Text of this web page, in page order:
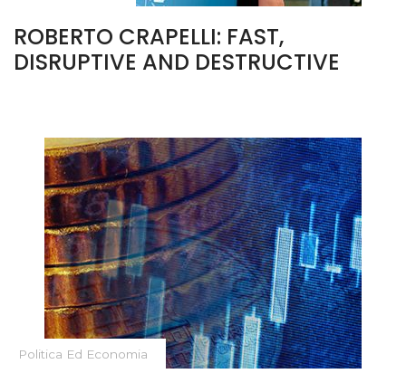
ROBERTO CRAPELLI: FAST,
DISRUPTIVE AND DESTRUCTIVE
Politica Ed Economia